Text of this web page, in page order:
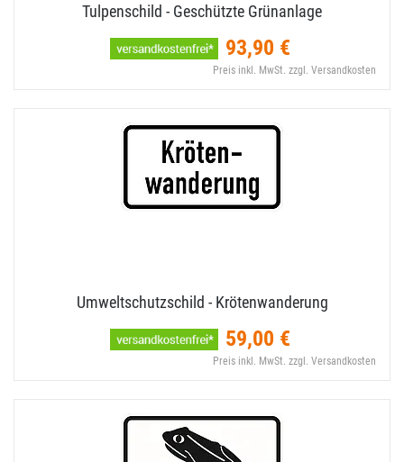
Tulpenschild - Geschützte Grünanlage
93,90 €
Preis inkl. MwSt. zzgl. Versandkosten
Umweltschutzschild - Krötenwanderung
59,00 €
Preis inkl. MwSt. zzgl. Versandkosten